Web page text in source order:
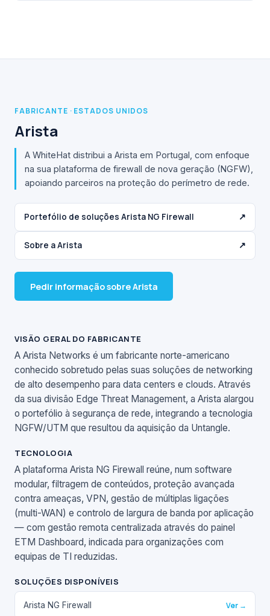
FABRICANTE · ESTADOS UNIDOS
Arista
A WhiteHat distribui a Arista em Portugal, com enfoque
na sua plataforma de firewall de nova geração (NGFW),
apoiando parceiros na proteção do perímetro de rede.
Portefólio de soluções Arista NG Firewall ↗
Sobre a Arista ↗
Pedir informação sobre Arista
VISÃO GERAL DO FABRICANTE
A Arista Networks é um fabricante norte-americano
conhecido sobretudo pelas suas soluções de networking
de alto desempenho para data centers e clouds. Através
da sua divisão Edge Threat Management, a Arista alargou
o portefólio à segurança de rede, integrando a tecnologia
NGFW/UTM que resultou da aquisição da Untangle.
TECNOLOGIA
A plataforma Arista NG Firewall reúne, num software
modular, filtragem de conteúdos, proteção avançada
contra ameaças, VPN, gestão de múltiplas ligações
(multi-WAN) e controlo de largura de banda por aplicação
— com gestão remota centralizada através do painel
ETM Dashboard, indicada para organizações com
equipas de TI reduzidas.
SOLUÇÕES DISPONÍVEIS
Arista NG Firewall Ver →